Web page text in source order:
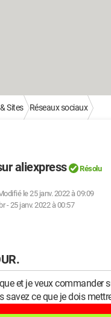
Sites Réseaux sociaux
aliexpress Résolu
le 25 janv. 2022 à 09:09
-25 janv. 2022 à 00:57
et je veux commander
savez ce que je dois